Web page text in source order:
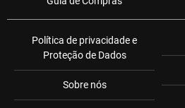
Política de privacidade e
Proteção de Dados
Sobre nós